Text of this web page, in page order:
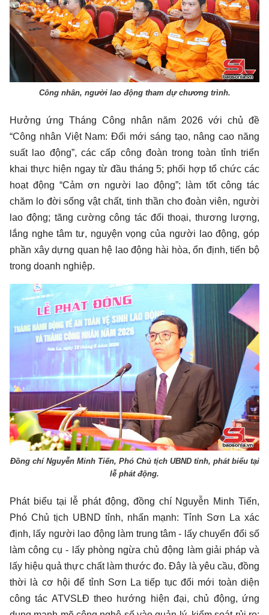
Công nhân, người lao động tham dự chương trình.
Hưởng ứng Tháng Công nhân năm 2026 với chủ đề
“Công nhân Việt Nam: Đổi mới sáng tạo, nâng cao năng
suất lao động”, các cấp công đoàn trong toàn tỉnh triển
khai thực hiện ngay từ đầu tháng 5; phối hợp tổ chức các
hoạt động “Cảm ơn người lao động”; làm tốt công tác
chăm lo đời sống vật chất, tinh thần cho đoàn viên, người
lao động; tăng cường công tác đối thoại, thương lượng,
lắng nghe tâm tư, nguyện vọng của người lao động, góp
phần xây dựng quan hệ lao động hài hòa, ổn định, tiến bộ
trong doanh nghiệp.
Đồng chí Nguyễn Minh Tiến, Phó Chủ tịch UBND tỉnh, phát biểu tại
lễ phát động.
Phát biểu tại lễ phát động, đồng chí Nguyễn Minh Tiến,
Phó Chủ tịch UBND tỉnh, nhấn mạnh: Tỉnh Sơn La xác
định, lấy người lao động làm trung tâm - lấy chuyển đổi số
làm công cụ - lấy phòng ngừa chủ động làm giải pháp và
lấy hiệu quả thực chất làm thước đo. Đây là yêu cầu, đồng
thời là cơ hội để tỉnh Sơn La tiếp tục đổi mới toàn diện
công tác ATVSLĐ theo hướng hiện đại, chủ động, ứng